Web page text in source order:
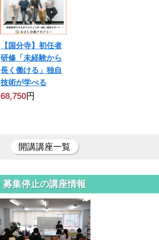
【国分寺】初任者
研修「未経験から
長く働ける」独自
技術が学べる
68,750円
開講講座一覧
募集停止の講座情報